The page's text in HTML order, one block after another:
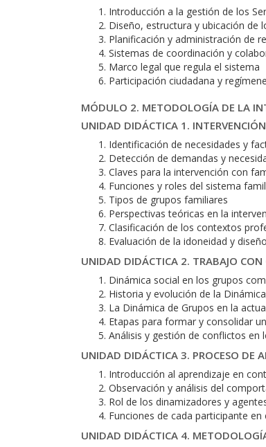
Introducción a la gestión de los
Diseño, estructura y ubicación de
Planificación y administración de
Sistemas de coordinación y
Marco legal que regula el sistema
Participación ciudadana y
MÓDULO 2. METODOLOGÍA DE LA
UNIDAD DIDÁCTICA 1.
Identificación de necesidades y
Detección de demandas y
Claves para la intervención con
Funciones y roles del sistema
Tipos de grupos familiares
Perspectivas teóricas en la
Clasificación de los contextos
Evaluación de la idoneidad y
UNIDAD DIDÁCTICA 2. TRABAJO CON
Dinámica social en los grupos
Historia y evolución de la
La Dinámica de Grupos en la
Etapas para formar y consolidar
Análisis y gestión de conflictos en
UNIDAD DIDÁCTICA 3. PROCESO DE
Introducción al aprendizaje en
Observación y análisis del
Rol de los dinamizadores y
Funciones de cada participante en
UNIDAD DIDÁCTICA 4.